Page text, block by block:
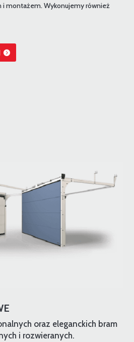
montażem. Wykonujemy również
oraz eleganckich bram
i rozwieranych.